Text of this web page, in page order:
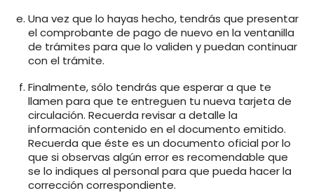
Una vez que lo hayas hecho, tendrás que presentar
el comprobante de pago de nuevo en la ventanilla
de trámites para que lo validen y puedan continuar
con el trámite.
Finalmente, sólo tendrás que esperar a que te
llamen para que te entreguen tu nueva tarjeta de
circulación. Recuerda revisar a detalle la
información contenido en el documento emitido.
Recuerda que éste es un documento oficial por lo
que si observas algún error es recomendable que
se lo indiques al personal para que pueda hacer la
corrección correspondiente.